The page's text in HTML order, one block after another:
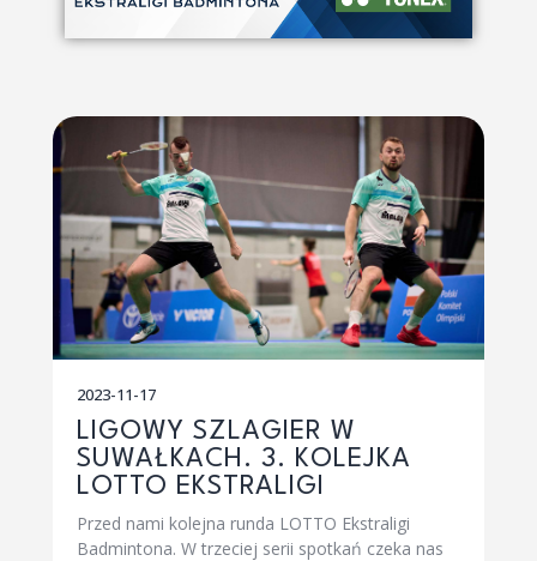
II liga
2023-11-17
LIGOWY SZLAGIER W
SUWAŁKACH. 3. KOLEJKA
LOTTO EKSTRALIGI
Przed nami kolejna runda LOTTO Ekstraligi
Badmintona. W trzeciej serii spotkań czeka nas